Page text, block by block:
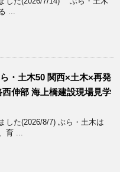
...
ら・土木50 関西×土木×再発
西伸部 海上橋建設現場見学
した(2026/8/7) ぶら・土木は
育 ...